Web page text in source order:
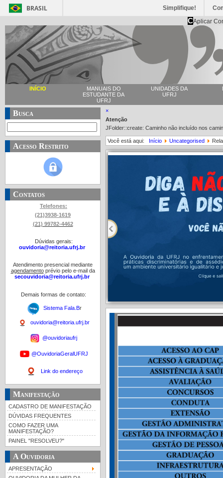
BRASIL Simplifique!
CAplicar
INÍCIO
MANUAIS DO
ESTUDANTE DA
UFRJ
UNIDADES DA
UFRJ
Busca
Acesso Restrito
Contatos
Telefones:
(21)3938-1619
(21) 99782-4462
Dúvidas gerais:
ouvidoria@reitoria.ufrj.br
Atendimento presencial mediante
agendamentoprévio pelo e-mail da
secouvidoria@reitoria.ufrj.br
Demais formas de contato:
Sistema Fala.Br
ouvidoria@reitoria.ufrj.br
@ouvidoriaufrj
@OuvidoriaGeralUFRJ
Link do endereço
Manifestação
CADASTRO DE MANIFESTAÇÃO
DÚVIDAS FREQUENTES
COMO FAZER UMA
MANIFESTAÇÃO?
PAINEL "RESOLVEU?"
A Ouvidoria
APRESENTAÇÃO
×
Atenção
JFolder::create: Caminho não incluído nos
Você está aqui: Início Uncategorised